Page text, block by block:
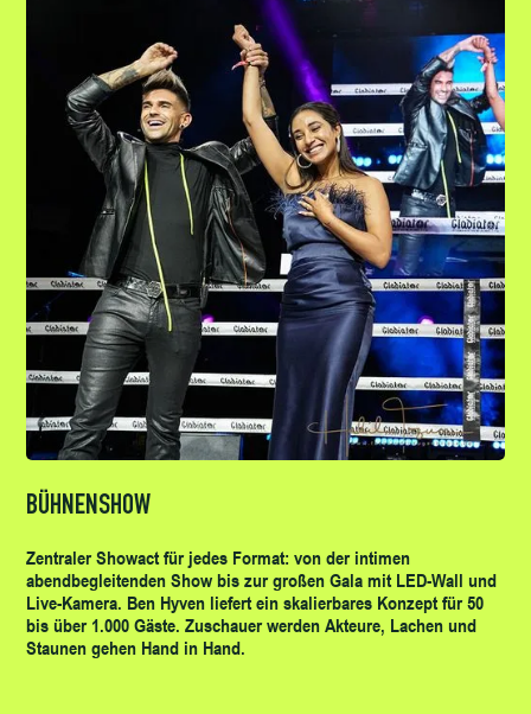
BÜHNENSHOW
Zentraler Showact für jedes Format: von der intimen
abendbegleitenden Show bis zur großen Gala mit LED-Wall und
Live-Kamera. Ben Hyven liefert ein skalierbares Konzept für 50
bis über 1.000 Gäste. Zuschauer werden Akteure, Lachen und
Staunen gehen Hand in Hand.